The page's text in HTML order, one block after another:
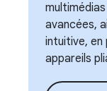
avancées,
intuitive,
appareils